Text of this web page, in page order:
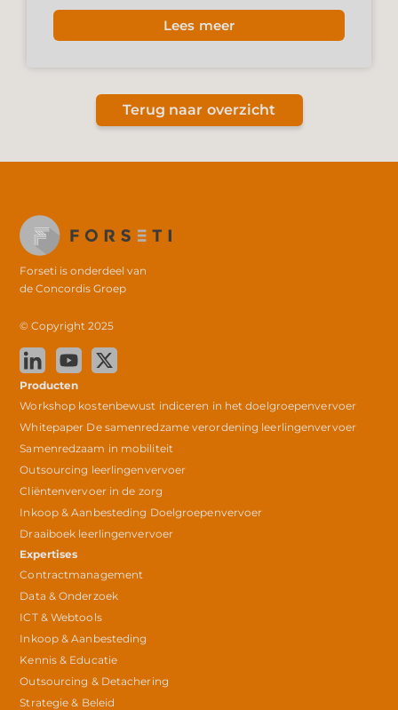
Lees meer
Terug naar overzicht
Forseti is onderdeel van
deConcordis Groep
© Copyright 2025
Producten
Workshop kostenbewust indiceren in het doelgroepenvervoer
Whitepaper De samenredzame verordening leerlingenvervoer
Samenredzaam in mobiliteit
Outsourcing leerlingenvervoer
Cliëntenvervoer in de zorg
Inkoop & Aanbesteding Doelgroepenvervoer
Draaiboek leerlingenvervoer
Expertises
Contractmanagement
Data & Onderzoek
ICT & Webtools
Inkoop & Aanbesteding
Kennis & Educatie
Outsourcing & Detachering
Strategie & Beleid